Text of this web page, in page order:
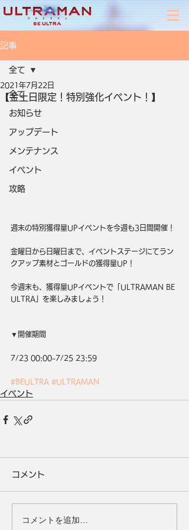
記事
全て
お知らせ
アップデート
メンテナンス
イベント
攻略
全て
【金土日限定！特別強化イベント！】
2021年7月22日
週末の特別獲得量UPイベントを今週も3日間開催！
金曜日から日曜日まで、イベントステージにてラン
クアップ素材とゴールドの獲得量UP！
今週末も、獲得量UPイベントで「ULTRAMAN BE
ULTRA」を楽しみましょう！
▼開催期間
7/23 00:00~7/25 23:59
#BEULTRA #ULTRAMAN
イベント
コメント
コメントを追加…